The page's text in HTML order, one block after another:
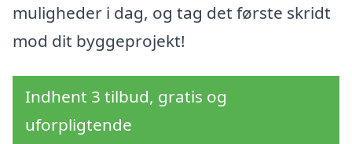
muligheder i dag, og tag det første skridt
mod dit byggeprojekt!
Indhent 3 tilbud, gratis og
uforpligtende